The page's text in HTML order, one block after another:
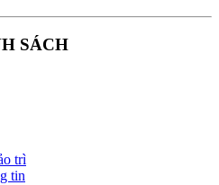
SÁCH
trì
tin